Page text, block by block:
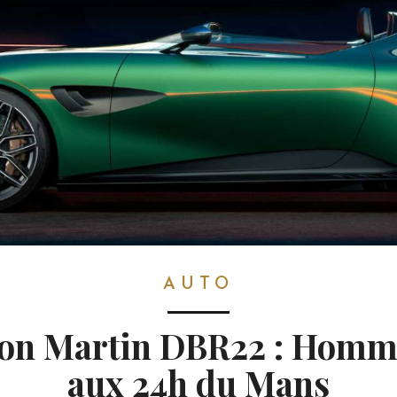
AUTO
Martin DBR22 :
aux 24h du Mans